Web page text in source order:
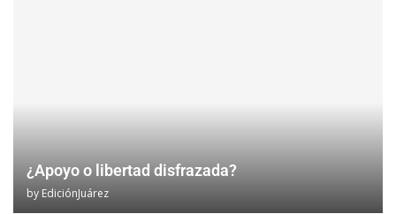
¿Apoyo o libertad disfrazada?
by EdiciónJuárez